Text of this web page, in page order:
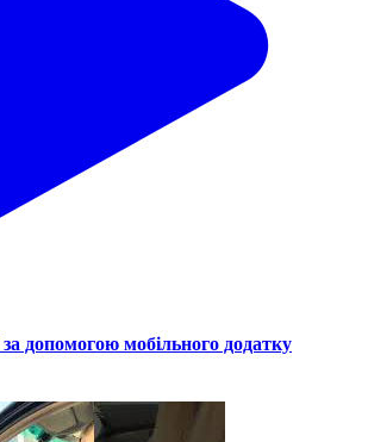
допомогою мобільного додатку